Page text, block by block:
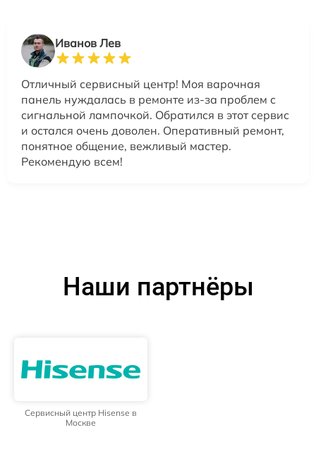
Иванов Лев
Отличный сервисный центр! Моя варочная
панель нуждалась в ремонте из-за проблем с
сигнальной лампочкой. Обратился в этот сервис
и остался очень доволен. Оперативный ремонт,
понятное общение, вежливый мастер.
Рекомендую всем!
Наши партнёры
Сервисный центр Hisense в
Москве